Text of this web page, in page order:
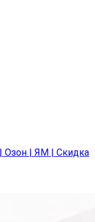
Озон | ЯМ | Скидка